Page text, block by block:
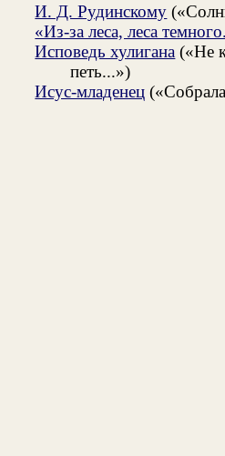
И. Д. Рудинскому
«Из-за леса, леса
Исповедь хулигана («Не
петь...»)
Исус-младенец